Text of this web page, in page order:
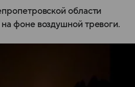
области
фоне воздушной тревоги.